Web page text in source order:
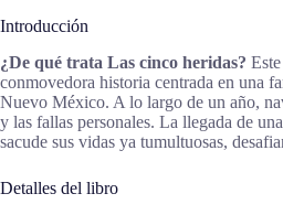
Introducción
¿De qué trata Las cinco heridas?
conmovedora historia centrada en una
Nuevo México. A lo largo de un año,
y las fallas personales. La llegada de
sacude sus vidas ya tumultuosas,
Detalles del libro